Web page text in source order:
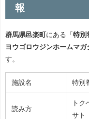
報
群馬県邑楽町 にある「 特別
ヨウゴロウジンホームマガ
す。
施設名 特別
読み方
ト
サト